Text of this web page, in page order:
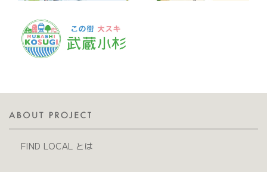
FIND LOCAL とは